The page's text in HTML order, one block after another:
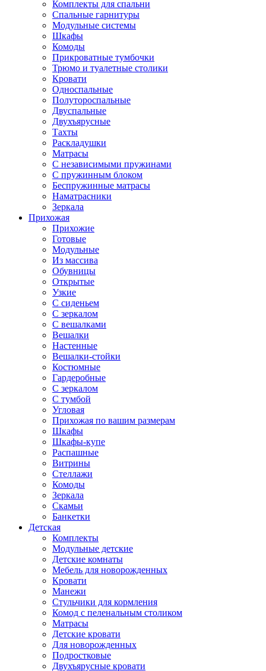
Комплекты для спальни
Спальные гарнитуры
Модульные системы
Шкафы
Комоды
Прикроватные тумбочки
Трюмо и туалетные столики
Кровати
Односпальные
Полутороспальные
Двуспальные
Двухъярусные
Тахты
Раскладушки
Матрасы
С независимыми пружинами
С пружинным блоком
Беспружинные матрасы
Наматрасники
Зеркала
Прихожая
Прихожие
Готовые
Модульные
Из массива
Обувницы
Открытые
Узкие
С сиденьем
С зеркалом
С вешалками
Вешалки
Настенные
Вешалки-стойки
Костюмные
Гардеробные
С зеркалом
С тумбой
Угловая
Прихожая по вашим размерам
Шкафы
Шкафы-купе
Распашные
Витрины
Стеллажи
Комоды
Зеркала
Скамьи
Банкетки
Детская
Комплекты
Модульные детские
Детские комнаты
Мебель для новорожденных
Кровати
Манежи
Стульчики для кормления
Комод с пеленальным столиком
Матрасы
Детские кровати
Для новорожденных
Подростковые
Двухъярусные кровати